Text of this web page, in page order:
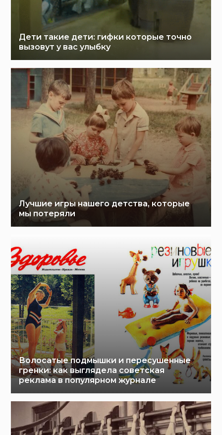
Дети такие дети: гифки которые точно
вызовут у вас улыбку
Лучшие игры нашего детства, которые
мы потеряли
Волосатые подмышки и пересушенные
гренки: как выглядела советская
реклама в популярном журнале